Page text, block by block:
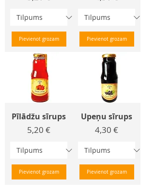
Pievienot grozam Pievienot grozam
Pīlādžu sīrups
Cena
5,20 €
Pievienot grozam
Upeņu sīrups
Cena
4,30 €
Pievienot grozam